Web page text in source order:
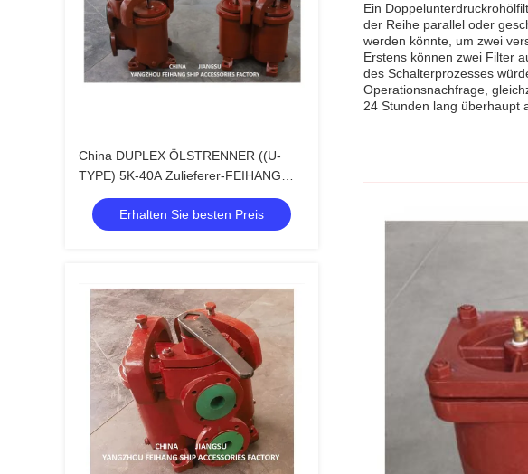
China DUPLEX ÖLSTRENNER ((U-
TYPE) 5K-40A Zulieferer-FEIHANG
MARINE
Erhalten Sie besten Preis
Ein
der Reihe parallel oder
werden könnte, um zwei
Erstens können zwei Filter
des Schalterprozesses
Operationsnachfrage,
24 Stunden lang überhaupt